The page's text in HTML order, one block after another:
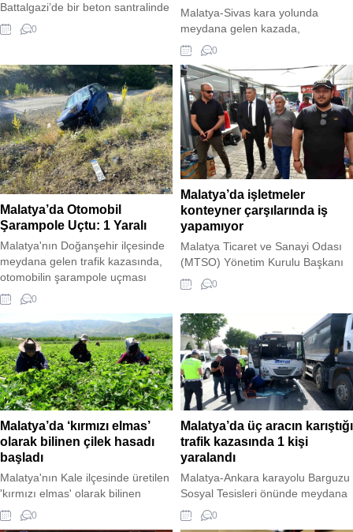
Battalgazi’de bir beton santralinde
57 yaşındaki bekçinin cesedi
bulundu, soruşturma başlatıldı.
bulunan bir beton santralinde
erkek cesedi bulundu. Olay, 07.30
sıralarında Battalgazi ilçesi
Orduzu Mahallesi’nde meydana
geldi. Edinilen bilgilere göre, Yeni
Malatyaspor’un Orduzu
Pınarbaşı’ndaki kulüp binası arka
tarafından bulunan beton
santrali...
0
Malatya-Sivas kara yolunda
meydana gelen kazada,
kontrolünü kaybeden kamyonet bir
TIR'a çarptı. Kazada ağır
yaralanan Ali Genç hastaneye
kaldırıldı ancak hayatını kaybetti.
0
Malatya’da Otomobil
Şarampole Uçtu: 1 Yaralı
Malatya'nın Doğanşehir ilçesinde
meydana gelen trafik kazasında,
otomobilin şarampole uçması
sonucu 1 kişi yaralandı. Kazada
yaralanan sürücü, sağlık ekipleri
tarafından Doğanşehir Devlet
Hastanesi'ne kaldırıldı. Kazayla
ilgili soruşturma devam ediyor.
0
Malatya’da işletmeler
konteyner çarşılarında iş
yapamıyor
Malatya Ticaret ve Sanayi Odası
(MTSO) Yönetim Kurulu Başkanı
Oğuzhan Ata Sadıkoğlu, yıkılan
öğretmen evinin yerine kurulan
yapamadığını belirterek, birçok
işletmenin ticaret yapamadığı için
konteynerlerini teslim edip şehri
terk ettiğini söyledi. Depremler
sonrası istihdam kaybının
yaşandığı Malatya'da, kalıcı
deprem konutlarının
tamamlanmaması nedeniyle
göçün sürdüğü ifade edildi.
0
Malatya’da ‘kırmızı elmas’
olarak bilinen çilek hasadı
başladı
Malatya'nın Kale ilçesinde üretilen
'kırmızı elmas' olarak bilinen
çileklerin hasadı başladı.
Yediveren cinsi çilekler tarlada 50
0
Malatya’da üç aracın karıştığı
trafik kazasında 1 kişi
yaralandı
Malatya-Ankara karayolu Barguzu
Sosyal Tesisleri önünde meydana
gelen kazada, M.S. idaresindeki
servis aracı ile diğer araçlar
0